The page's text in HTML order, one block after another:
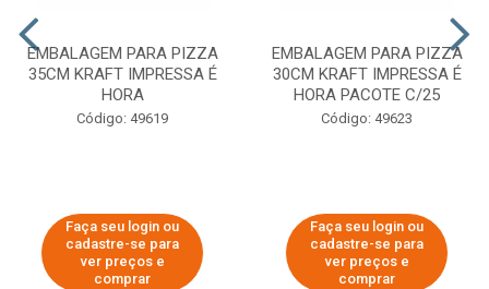
EMBALAGEM PARA PIZZA
35CM KRAFT IMPRESSA É
HORA
Código: 49619
Faça seu login ou
cadastre-se para
ver preços e
comprar
EMBALAGEM PARA PIZZA
30CM KRAFT IMPRESSA É
HORA PACOTE C/25
Código: 49623
Faça seu login ou
cadastre-se para
ver preços e
comprar